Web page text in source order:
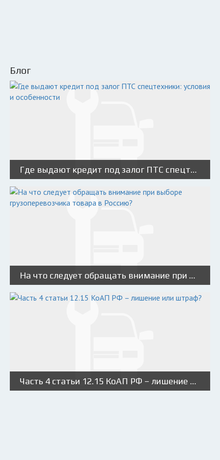
Блог
Где выдают кредит под залог ПТС спецтехники: условия и особенности
На что следует обращать внимание при выборе грузоперевозчика товара в Россию?
Часть 4 статьи 12.15 КоАП РФ – лишение или штраф?